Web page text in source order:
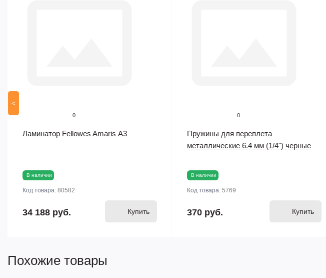
<
0
Ламинатор Fellowes Amaris А3
В наличии
Код товара: 80582
34 188 руб. Купить
0
Пружины для переплета
металлические 6.4 мм (1/4") черные
В наличии
Код товара: 5769
370 руб. Купить
Похожие товары